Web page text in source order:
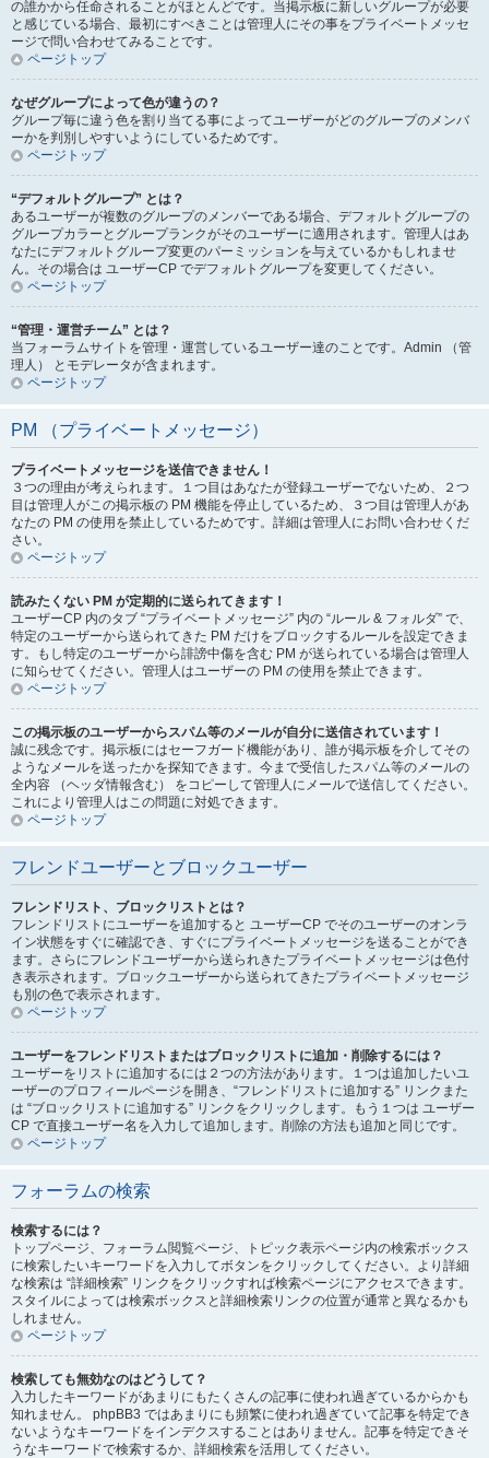
の誰かから任命されることがほとんどです。当掲示板に新しいグループが必要
と感じている場合、最初にすべきことは管理人にその事をプライベートメッセ
ージで問い合わせてみることです。
ページトップ
なぜグループによって色が違うの？
グループ毎に違う色を割り当てる事によってユーザーがどのグループのメンバ
ーかを判別しやすいようにしているためです。
ページトップ
“デフォルトグループ” とは？
あるユーザーが複数のグループのメンバーである場合、デフォルトグループの
グループカラーとグループランクがそのユーザーに適用されます。管理人はあ
なたにデフォルトグループ変更のパーミッションを与えているかもしれませ
ん。その場合は ユーザーCP でデフォルトグループを変更してください。
ページトップ
“管理・運営チーム” とは？
当フォーラムサイトを管理・運営しているユーザー達のことです。Admin （管
理人） とモデレータが含まれます。
ページトップ
PM （プライベートメッセージ）
プライベートメッセージを送信できません！
３つの理由が考えられます。１つ目はあなたが登録ユーザーでないため、２つ
目は管理人がこの掲示板の PM 機能を停止しているため、３つ目は管理人があ
なたの PM の使用を禁止しているためです。詳細は管理人にお問い合わせくだ
さい。
ページトップ
読みたくない PM が定期的に送られてきます！
ユーザーCP 内のタブ “プライベートメッセージ” 内の “ルール & フォルダ” で、
特定のユーザーから送られてきた PM だけをブロックするルールを設定できま
す。もし特定のユーザーから誹謗中傷を含む PM が送られている場合は管理人
に知らせてください。管理人はユーザーの PM の使用を禁止できます。
ページトップ
この掲示板のユーザーからスパム等のメールが自分に送信されています！
誠に残念です。掲示板にはセーフガード機能があり、誰が掲示板を介してその
ようなメールを送ったかを探知できます。今まで受信したスパム等のメールの
全内容 （ヘッダ情報含む） をコピーして管理人にメールで送信してください。
これにより管理人はこの問題に対処できます。
ページトップ
フレンドユーザーとブロックユーザー
フレンドリスト、ブロックリストとは？
フレンドリストにユーザーを追加すると ユーザーCP でそのユーザーのオンラ
イン状態をすぐに確認でき、すぐにプライベートメッセージを送ることができ
ます。さらにフレンドユーザーから送られきたプライベートメッセージは色付
き表示されます。ブロックユーザーから送られてきたプライベートメッセージ
も別の色で表示されます。
ページトップ
ユーザーをフレンドリストまたはブロックリストに追加・削除するには？
ユーザーをリストに追加するには２つの方法があります。１つは追加したいユ
ーザーのプロフィールページを開き、“フレンドリストに追加する” リンクまた
は “ブロックリストに追加する” リンクをクリックします。もう１つは ユーザー
CP で直接ユーザー名を入力して追加します。削除の方法も追加と同じです。
ページトップ
フォーラムの検索
検索するには？
トップページ、フォーラム閲覧ページ、トピック表示ページ内の検索ボックス
に検索したいキーワードを入力してボタンをクリックしてください。より詳細
な検索は “詳細検索” リンクをクリックすれば検索ページにアクセスできます。
スタイルによっては検索ボックスと詳細検索リンクの位置が通常と異なるかも
しれません。
ページトップ
検索しても無効なのはどうして？
入力したキーワードがあまりにもたくさんの記事に使われ過ぎているからかも
知れません。 phpBB3 ではあまりにも頻繁に使われ過ぎていて記事を特定でき
ないようなキーワードをインデクスすることはありません。記事を特定できそ
うなキーワードで検索するか、詳細検索を活用してください。